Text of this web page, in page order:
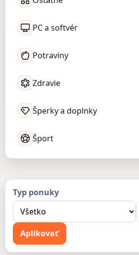
PC a softvér
Potraviny
Zdravie
Šperky a doplnky
Šport
Typ ponuky
Aplikovať